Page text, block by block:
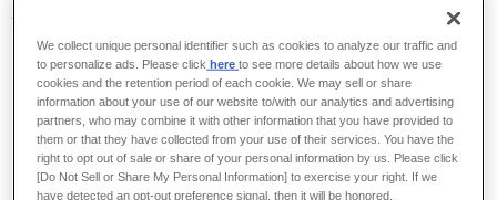
We collect unique personal identifier such as cookies to analyze our traffic and
to personalize ads. Please click hereto see more details about how we use
cookies and the retention period of each cookie. We may sell or share
information about your use of our website to/with our analytics and advertising
partners, who may combine it with other information that you have provided to
them or that they have collected from your use of their services. You have the
right to opt out of sale or share of your personal information by us. Please click
[Do Not Sell or Share My Personal Information] to exercise your right. If we
have detected an opt-out preference signal, then it will be honored.